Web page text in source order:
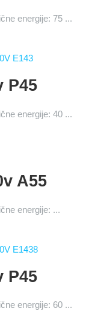
energije: 75 ...
P45
energije: 40 ...
A55
energije: ...
P45
energije: 60 ...